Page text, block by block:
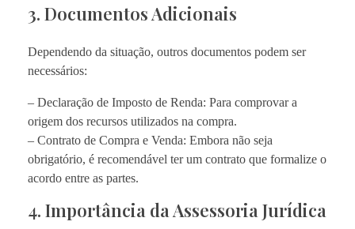
3. Documentos Adicionais
Dependendo da situação, outros documentos podem ser
necessários:
– Declaração de Imposto de Renda: Para comprovar a
origem dos recursos utilizados na compra.
– Contrato de Compra e Venda: Embora não seja
obrigatório, é recomendável ter um contrato que formalize o
acordo entre as partes.
4. Importância da Assessoria Jurídica